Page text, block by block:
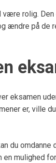
rolig.
ændre på de
eksamen
er, ville
du omdanne
mulighed